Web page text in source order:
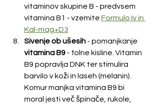
vitaminov skupine B - predvsem
vitamina B1 - vzemite Formulo Iv in
Kal-mag+D3
Sivenje ob ušesih - pomanjkanje
vitamina B9 - folne kisline. Vitamin
B9 popravlja DNK ter stimulira
barvilo v koži in laseh (melanin).
Komur manjka vitamina B9 bi
moral jesti več špinače, rukole,